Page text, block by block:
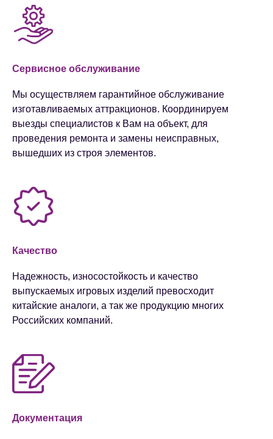
Сервисное обслуживание
Мы осуществляем гарантийное обслуживание
изготавливаемых аттракционов. Координируем
выезды специалистов к Вам на объект, для
проведения ремонта и замены неисправных,
вышедших из строя элементов.
Качество
Надежность, износостойкость и качество
выпускаемых игровых изделий превосходит
китайские аналоги​, а так же продукцию многих
Российских компаний.
Документация